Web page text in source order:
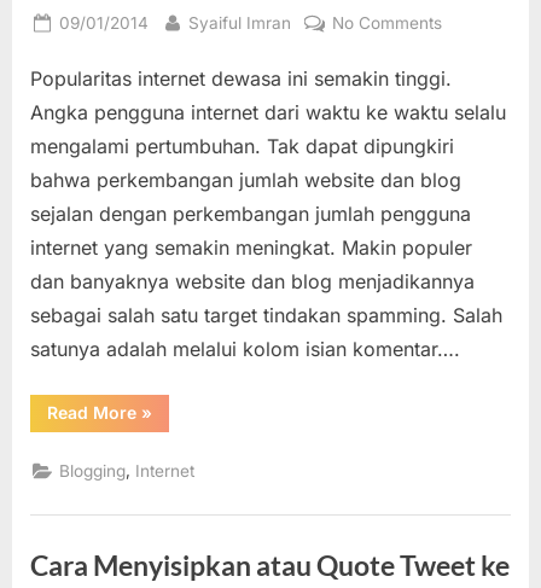
Posted
09/01/2014 By
Syaiful Imran No Commentson
dan
Ciri
Spam
pada
Website
Blog
Popularitas internet dewasa ini semakin tinggi.
Angka pengguna internet dari waktu ke waktu selalu
mengalami pertumbuhan. Tak dapat dipungkiri
bahwa perkembangan jumlah website dan blog
sejalan dengan perkembangan jumlah pengguna
internet yang semakin meningkat. Makin populer
dan banyaknya website dan blog menjadikannya
sebagai salah satu target tindakan spamming. Salah
satunya adalah melalui kolom isian komentar….
Read More“Tipe
dan
Umum
Komentar
pada
Blog”
»
Blogging, Internet
Cara Menyisipkan atau Quote Tweet ke